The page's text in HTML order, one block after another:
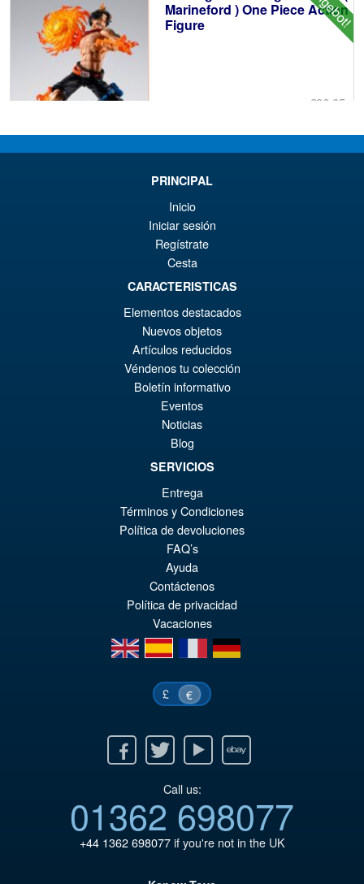
Marineford ) One Piece Action
Figure
€86.05
S.H. Figuarts Dragon Ball Z
Frieza First Form and Pod
Reissue ( 2026 )
VORBESTELLUNGEN
Bandai S.H.Figuarts Jujutsu
Kaisen Choso Action Figure
VORBESTELLUNGEN
PRINCIPAL
Inicio
Iniciar sesión
Regístrate
Cesta
CARACTERISTICAS
Elementos destacados
Nuevos objetos
Artículos reducidos
Véndenos tu colección
Boletín informativo
Eventos
Noticias
Blog
SERVICIOS
Entrega
Términos y Condiciones
Política de devoluciones
FAQ’s
Ayuda
Contáctenos
Política de privacidad
Vacaciones
en
es fr de
£ €
Twitter Youtube Ebay
Call us:
01362 698077
+44 1362 698077if you're not in the UK